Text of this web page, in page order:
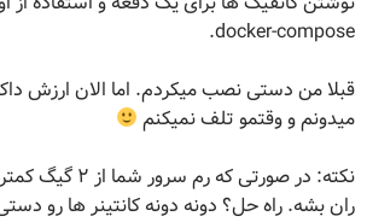
docker-compose.
قبلا من دستی نصب میکردم. اما الان ارزش
میدونم و وقتمو تلف نمیکنم
نکته: در صورتی که
ران بشه. راه حل؟ دونه دونه کانتینر ها رو